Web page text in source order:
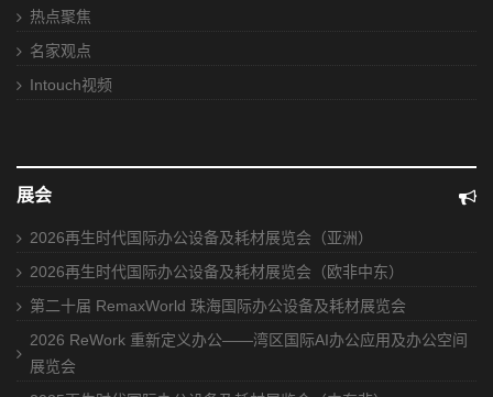
热点聚焦
名家观点
Intouch视频
展会
2026再生时代国际办公设备及耗材展览会（亚洲）
2026再生时代国际办公设备及耗材展览会（欧非中东）
第二十届 RemaxWorld 珠海国际办公设备及耗材展览会
2026 ReWork 重新定义办公——湾区国际AI办公应用及办公空间
展览会